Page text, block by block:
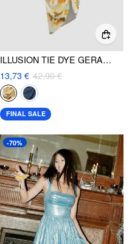
ILLUSION TIE DYE GERAFFTES MIDIKLEID
13,73 € 42,90 €
FINAL SALE
-70%